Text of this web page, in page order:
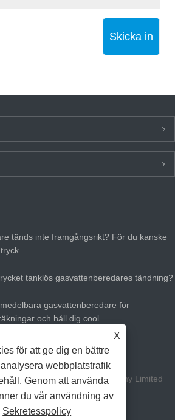
Skicka in
tänds inte framgångsrikt? För du kanske
tanklös gasvattenberedares tändning?
gasvattenberedare för
och håll dig cool
behöver du?
Home Appliance Company Limited
reserverade.
X
för att ge dig en bättre
webbplatstrafik
Genom att använda
du vår användning av
Sekretesspolicy